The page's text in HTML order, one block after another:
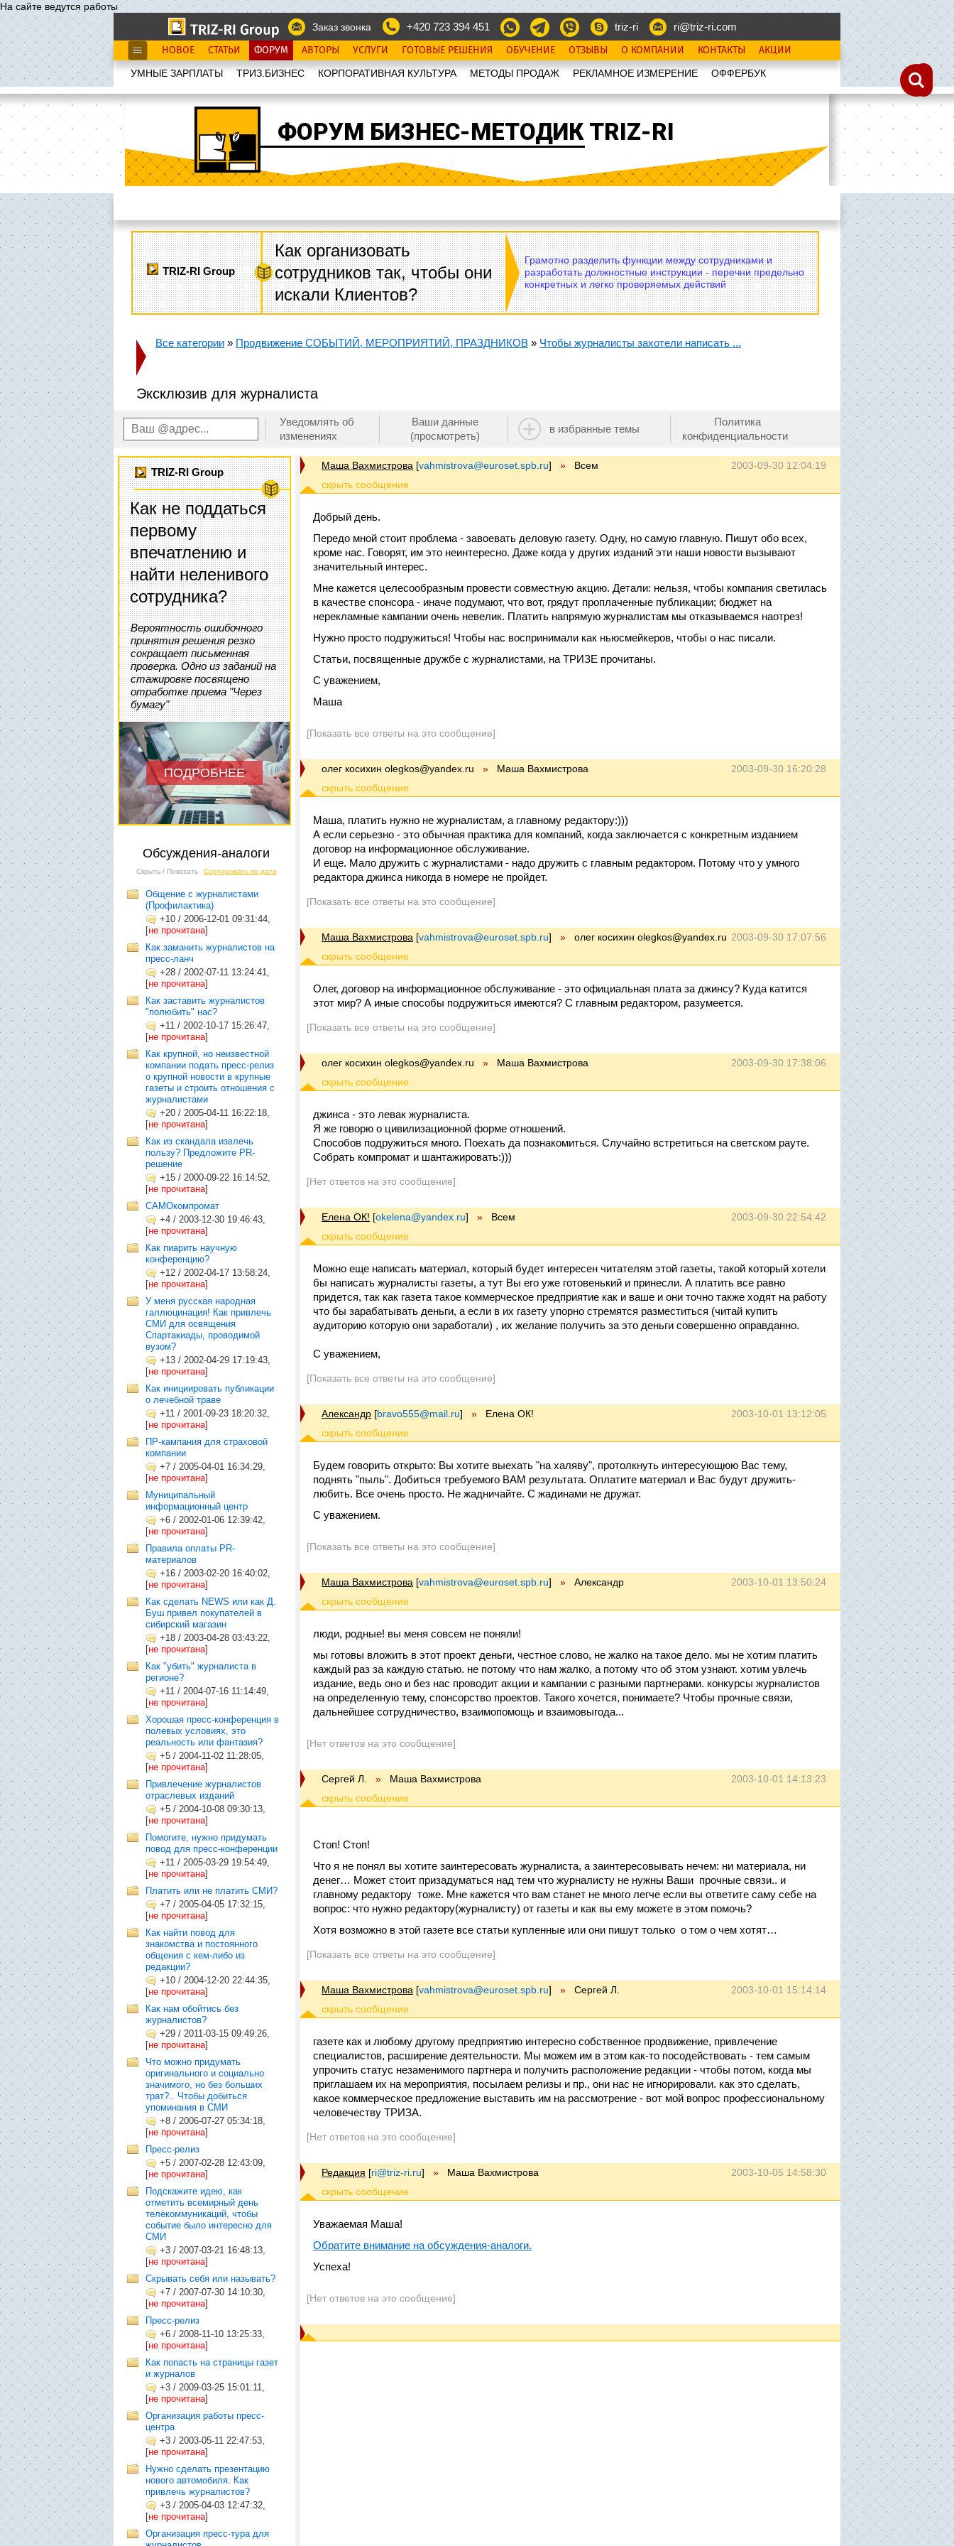
На сайте ведутся работы
Заказ звонка
+420 723 394 451 triz-ri ri@triz-ri.com
НОВОЕ СТАТЬИ ФОРУМ АВТОРЫ УСЛУГИ ГОТОВЫЕ РЕШЕНИЯ ОБУЧЕНИЕ ОТЗЫВЫ О КОМПАНИИ КОНТАКТЫ АКЦИИ
УМНЫЕ ЗАРПЛАТЫ ТРИЗ.БИЗНЕС КОРПОРАТИВНАЯ КУЛЬТУРА МЕТОДЫ ПРОДАЖ РЕКЛАМНОЕ ИЗМЕРЕНИЕ OФФЕРБУК
ФОРУМ БИЗНЕС-МЕТОДИК TRIZ-RI
TRIZ-RI Group
Как организовать
сотрудников так, чтобы они
искали Клиентов?
Грамотно разделить функции между сотрудниками и
разработать должностные инструкции - перечни предельно
конкретных и легко проверяемых действий
Все категории » Продвижение СОБЫТИЙ, МЕРОПРИЯТИЙ, ПРАЗДНИКОВ » Чтобы журналисты захотели написать ...
Эксклюзив для журналиста
Уведомлять об
изменениях
Ваши данные
(просмотреть)
в избранные темы
Политика
конфиденциальности
TRIZ-RI Group
Как не поддаться
первому
впечатлению и
найти неленивого
сотрудника?
Вероятность ошибочного
принятия решения резко
сокращает письменная
проверка. Одно из заданий на
стажировке посвящено
отработке приема "Через
бумагу"
ПОДРОБНЕЕ
Обсуждения-аналоги
Скрыть / Показать Сортировать по дате
Общение с журналистами
(Профилактика)
+10 / 2006-12-01 09:31:44,
[не прочитана]
Как заманить журналистов на
пресс-ланч
+28 / 2002-07-11 13:24:41,
[не прочитана]
Как заставить журналистов
"полюбить" нас?
+11 / 2002-10-17 15:26:47,
[не прочитана]
Как крупной, но неизвестной
компании подать пресс-релиз
о крупной новости в крупные
газеты и строить отношения с
журналистами
+20 / 2005-04-11 16:22:18,
[не прочитана]
Как из скандала извлечь
пользу? Предложите PR-
решение
+15 / 2000-09-22 16:14:52,
[не прочитана]
САМОкомпромат
+4 / 2003-12-30 19:46:43,
[не прочитана]
Как пиарить научную
конференцию?
+12 / 2002-04-17 13:58:24,
[не прочитана]
У меня русская народная
галлюцинация! Как привлечь
СМИ для освящения
Спартакиады, проводимой
вузом?
+13 / 2002-04-29 17:19:43,
[не прочитана]
Как инициировать публикации
о лечебной траве
+11 / 2001-09-23 18:20:32,
[не прочитана]
ПР-кампания для страховой
компании
+7 / 2005-04-01 16:34:29,
[не прочитана]
Муниципальный
информационный центр
+6 / 2002-01-06 12:39:42,
[не прочитана]
Правила оплаты PR-
материалов
+16 / 2003-02-20 16:40:02,
[не прочитана]
Как сделать NEWS или как Д.
Буш привел покупателей в
сибирский магазин
+18 / 2003-04-28 03:43:22,
[не прочитана]
Как "убить" журналиста в
регионе?
+11 / 2004-07-16 11:14:49,
[не прочитана]
Хорошая пресс-конференция в
полевых условиях, это
реальность или фантазия?
+5 / 2004-11-02 11:28:05,
[не прочитана]
Привлечение журналистов
отраслевых изданий
+5 / 2004-10-08 09:30:13,
[не прочитана]
Помогите, нужно придумать
повод для пресс-конференции
+11 / 2005-03-29 19:54:49,
[не прочитана]
Платить или не платить СМИ?
+7 / 2005-04-05 17:32:15,
[не прочитана]
Как найти повод для
знакомства и постоянного
общения с кем-либо из
редакции?
+10 / 2004-12-20 22:44:35,
[не прочитана]
Как нам обойтись без
журналистов?
+29 / 2011-03-15 09:49:26,
[не прочитана]
Что можно придумать
оригинального и социально
значимого, но без больших
трат?.. Чтобы добиться
упоминания в СМИ
+8 / 2006-07-27 05:34:18,
[не прочитана]
Пресс-релиз
+5 / 2007-02-28 12:43:09,
[не прочитана]
Подскажите идею, как
отметить всемирный день
телекоммуникаций, чтобы
событие было интересно для
СМИ
+3 / 2007-03-21 16:48:13,
[не прочитана]
Скрывать себя или называть?
+7 / 2007-07-30 14:10:30,
[не прочитана]
Пресс-релиз
+6 / 2008-11-10 13:25:33,
[не прочитана]
Как попасть на страницы газет
и журналов
+3 / 2009-03-25 15:01:11,
[не прочитана]
Организация работы пресс-
центра
+3 / 2003-05-11 22:47:53,
[не прочитана]
Нужно сделать презентацию
нового автомобиля. Как
привлечь журналистов?
+3 / 2005-04-03 12:47:32,
[не прочитана]
Организация пресс-тура для
2003-09-30 12:04:19
Маша Вахмистрова [vahmistrova@euroset.spb.ru] » Всем
Добрый день.
Передо мной стоит проблема - завоевать деловую газету. Одну, но самую главную. Пишут обо всех,
кроме нас. Говорят, им это неинтересно. Даже когда у других изданий эти наши новости вызывают
значительный интерес.
Мне кажется целесообразным провести совместную акцию. Детали: нельзя, чтобы компания светилась
в качестве спонсора - иначе подумают, что вот, грядут проплаченные публикации; бюджет на
нерекламные кампании очень невелик. Платить напрямую журналистам мы отказываемся наотрез!
Нужно просто подружиться! Чтобы нас воспринимали как ньюсмейкеров, чтобы о нас писали.
Статьи, посвященные дружбе с журналистами, на ТРИЗЕ прочитаны.
С уважением,
Маша
[Показать все ответы на это сообщение]
2003-09-30 16:20:28
олег косихин olegkos@yandex.ru » Маша Вахмистрова
Маша, платить нужно не журналистам, а главному редактору:)))
А если серьезно - это обычная практика для компаний, когда заключается с конкретным изданием
договор на информационное обслуживание.
И еще. Мало дружить с журналистами - надо дружить с главным редактором. Потому что у умного
редактора джинса никогда в номере не пройдет.
[Показать все ответы на это сообщение]
2003-09-30 17:07:56
Маша Вахмистрова [vahmistrova@euroset.spb.ru] » олег косихин olegkos@yandex.ru
Олег, договор на информационное обслуживание - это официальная плата за джинсу? Куда катится
этот мир? А иные способы подружиться имеются? С главным редактором, разумеется.
[Показать все ответы на это сообщение]
2003-09-30 17:38:06
олег косихин olegkos@yandex.ru » Маша Вахмистрова
джинса - это левак журналиста.
Я же говорю о цивилизационной форме отношений.
Способов подружиться много. Поехать да познакомиться. Случайно встретиться на светском рауте.
Собрать компромат и шантажировать:)))
[Нет ответов на это сообщение]
2003-09-30 22:54:42
Елена ОК! [okelena@yandex.ru] » Всем
Можно еще написать материал, который будет интересен читателям этой газеты, такой который хотели
бы написать журналисты газеты, а тут Вы его уже готовенький и принесли. А платить все равно
придется, так как газета такое коммерческое предприятие как и ваше и они точно также ходят на работу
что бы зарабатывать деньги, а если в их газету упорно стремятся разместиться (читай купить
аудиторию которую они заработали) , их желание получить за это деньги совершенно оправданно.
С уважением,
[Показать все ответы на это сообщение]
2003-10-01 13:12:05
Александр [bravo555@mail.ru] » Елена ОК!
Будем говорить открыто: Вы хотите выехать "на халяву", протолкнуть интересующюю Вас тему,
поднять "пыль". Добиться требуемого ВАМ результата. Оплатите материал и Вас будут дружить-
любить. Все очень просто. Не жадничайте. С жадинами не дружат.
С уважением.
[Показать все ответы на это сообщение]
2003-10-01 13:50:24
Маша Вахмистрова [vahmistrova@euroset.spb.ru] » Александр
люди, родные! вы меня совсем не поняли!
мы готовы вложить в этот проект деньги, честное слово, не жалко на такое дело. мы не хотим платить
каждый раз за каждую статью. не потому что нам жалко, а потому что об этом узнают. хотим увлечь
издание, ведь оно и без нас проводит акции и кампании с разными партнерами. конкурсы журналистов
на определенную тему, спонсорство проектов. Такого хочется, понимаете? Чтобы прочные связи,
дальнейшее сотрудничество, взаимопомощь и взаимовыгода...
[Нет ответов на это сообщение]
2003-10-01 14:13:23
Сергей Л. » Маша Вахмистрова
Стоп! Стоп!
Что я не понял вы хотите заинтересовать журналиста, а заинтересовывать нечем: ни материала, ни
денег… Может стоит призадуматься над тем что журналисту не нужны Ваши прочные связи.. и
главному редактору тоже. Мне кажется что вам станет не много легче если вы ответите саму себе на
вопрос: что нужно редактору(журналисту) от газеты и как вы ему можете в этом помочь?
Хотя возможно в этой газете все статьи купленные или они пишут только о том о чем хотят…
[Показать все ответы на это сообщение]
2003-10-01 15:14:14
Маша Вахмистрова [vahmistrova@euroset.spb.ru] » Сергей Л.
газете как и любому другому предприятию интересно собственное продвижение, привлечение
специалистов, расширение деятельности. Мы можем им в этом как-то посодействовать - тем самым
упрочить статус незаменимого партнера и получить расположение редакции - чтобы потом, когда мы
приглашаем их на мероприятия, посылаем релизы и пр., они нас не игнорировали. как это сделать,
какое коммерческое предложение выставить им на рассмотрение - вот мой вопрос профессиональному
человечеству ТРИЗА.
[Нет ответов на это сообщение]
2003-10-05 14:58:30
Редакция [ri@triz-ri.ru] » Маша Вахмистрова
Уважаемая Маша!
Обратите внимание на обсуждения-аналоги.
Успеха!
[Нет ответов на это сообщение]